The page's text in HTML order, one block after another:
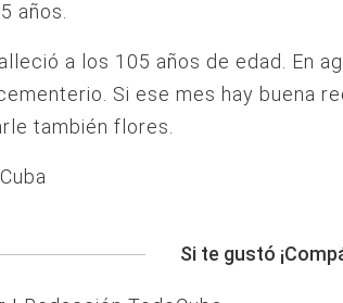
años.
a los 105 años de edad. En
Si ese mes hay buena
también flores.
Si te gustó